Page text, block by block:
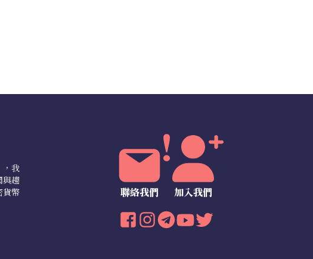
，我
與趨
貨幣
聯絡我們 加入我們